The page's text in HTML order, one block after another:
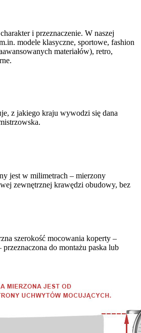
i przeznaczenie. W naszej
modele klasyczne, sportowe, fashion
materiałów), retro,
z jakiego kraju wywodzi się dana
jest w milimetrach – mierzony
zewnętrznej krawędzi obudowy, bez
szerokość mocowania koperty –
do montażu paska lub